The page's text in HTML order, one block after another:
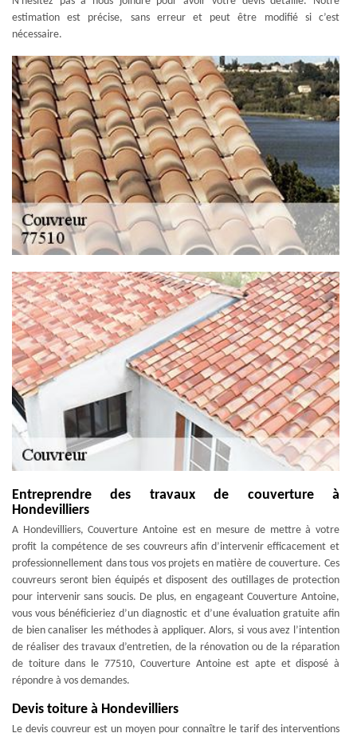
estimation est précise, sans erreur et peut être modifié si c’est
nécessaire.
Entreprendre des travaux de couverture à
Hondevilliers
A Hondevilliers, Couverture Antoine est en mesure de mettre à votre
profit la compétence de ses couvreurs afin d’intervenir efficacement et
professionnellement dans tous vos projets en matière de couverture. Ces
couvreurs seront bien équipés et disposent des outillages de protection
pour intervenir sans soucis. De plus, en engageant Couverture Antoine,
vous vous bénéficieriez d’un diagnostic et d’une évaluation gratuite afin
de bien canaliser les méthodes à appliquer. Alors, si vous avez l’intention
de réaliser des travaux d’entretien, de la rénovation ou de la réparation
de toiture dans le 77510, Couverture Antoine est apte et disposé à
répondre à vos demandes.
Devis toiture à Hondevilliers
Le devis couvreur est un moyen pour connaître le tarif des interventions